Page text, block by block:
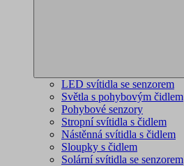
LED svítidla se senzorem
Světla s pohybovým čidlem
Pohybové senzory
Stropní svítidla s čidlem
Nástěnná svítidla s čidlem
Sloupky s čidlem
Solární svítidla se senzorem